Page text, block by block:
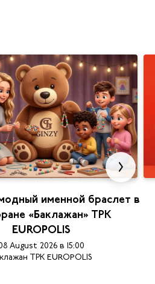
именной браслет в
«Баклажан» ТРК
EUROPOLIS
August 2026 в 15:00
ТРК EUROPOLIS